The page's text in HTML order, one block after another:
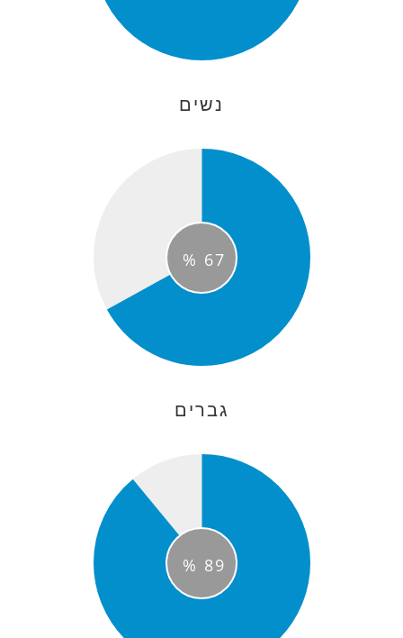
נשים
67
%
גברים
89
%